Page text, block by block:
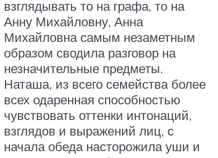
взглядывать то на графа, то на
Анну Михайловну, Анна
Михайловна самым незаметным
образом сводила разговор на
незначительные предметы.
Наташа, из всего семейства более
всех одаренная способностью
чувствовать оттенки интонаций,
взглядов и выражений лиц, с
начала обеда насторожила уши и